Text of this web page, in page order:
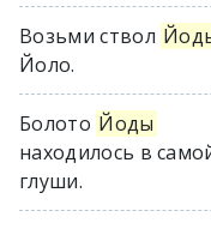
Возьми ствол
Йоло.
Болото Йоды
находилось в
глуши.